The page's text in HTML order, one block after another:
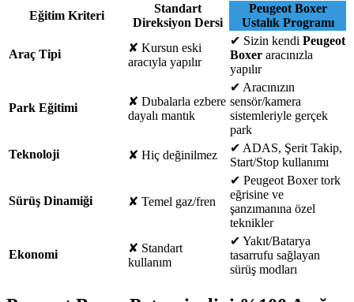
Eğitim Kriteri
Standart
Direksiyon Dersi
Peugeot Boxer
Ustalık Programı
Araç Tipi ✘ Kursun eski
aracıyla yapılır
✔ Sizin kendi Peugeot
Boxer aracınızla
yapılır
Park Eğitimi ✘ Dubalarla ezbere
dayalı mantık
✔ Aracınızın
sensör/kamera
sistemleriyle gerçek
park
Teknoloji
✘ Hiç değinilmez
✔ ADAS, Şerit Takip,
Start/Stop kullanımı
Sürüş Dinamiği ✘ Temel gaz/fren
✔ Peugeot Boxer tork
eğrisine ve
şanzımanına özel
teknikler
Ekonomi ✘ Standart
kullanım
✔ Yakıt/Batarya
tasarrufu sağlayan
sürüş modları